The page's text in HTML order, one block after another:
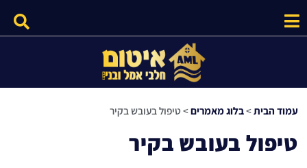
עמוד הבית>בלוג מאמרים>טיפול בעובש בקיר
טיפול בעובש בקיר